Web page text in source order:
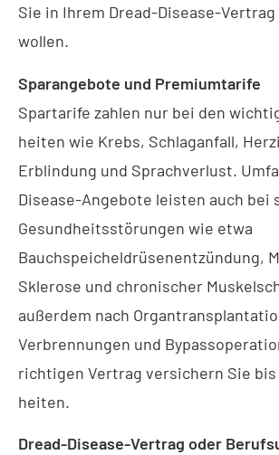
Sie in Ihrem Dread-Disease-
wollen.
Sparangebote und Premiumtarife
Spartarife zahlen nur bei den
hei­ten wie Krebs, Schlaganfall,
Erblindung und Sprachverlust.
Disease-Angebote leisten auch bei
Gesundheitsstörungen wie etwa
Bauchspeicheldrüsenentzündung,
Sklerose und chronischer
außerdem nach
Verbrennungen und
richtigen Vertrag ver­sichern Sie
hei­ten.
Dread-Disease-Vertrag oder